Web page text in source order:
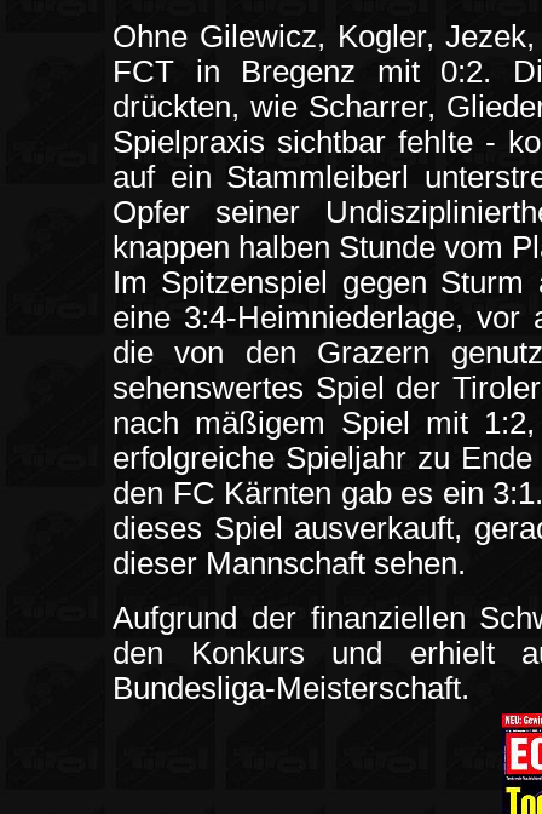
Ohne Gilewicz, Kogler,
FCT in Bregenz mit 0:2.
drückten, wie Scharrer,
Spielpraxis sichtbar fehlte -
auf ein Stammleiberl
Opfer seiner
knappen halben Stunde vom
Im Spitzenspiel gegen
eine 3:4-Heimniederlage,
die von den Grazern
sehenswertes Spiel der
nach mäßigem Spiel mit
erfolgreiche Spieljahr zu
den FC Kärnten gab es ein
dieses Spiel ausverkauft,
dieser Mannschaft sehen.
Aufgrund der finanziellen
den Konkurs und erhielt
Bundesliga-Meisterschaft.